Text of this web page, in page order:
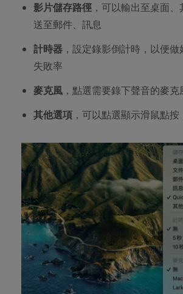
影片儲存路徑 ，可以輸出至桌面
送至郵件、訊息
計時器 ，設定錄影倒計時，以便
失敗率
麥克風 ，點選需要錄下聲音的麥克
其他選項 ，可以點選顯示滑鼠點